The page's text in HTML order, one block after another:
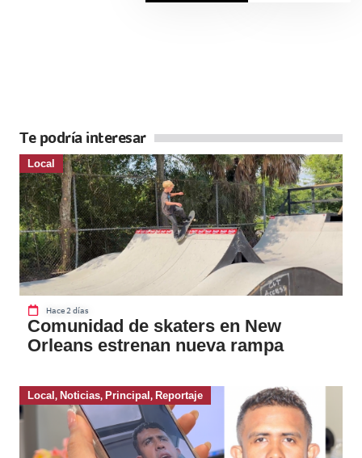
Te podría interesar
Local
Hace 2 días
Comunidad de skaters en New
Orleans estrenan nueva rampa
Local, Noticias, Principal, Reportaje